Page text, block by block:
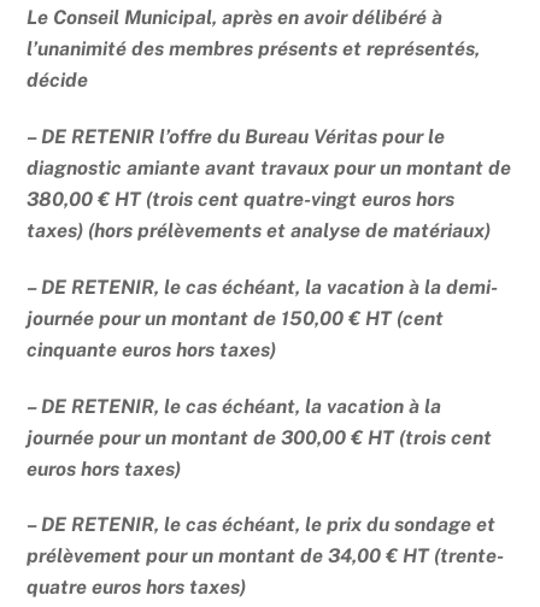
Le Conseil Municipal, après en avoir délibéré à
l’unanimité des membres présents et représentés,
décide
– DE RETENIR l’offre du Bureau Véritas pour le
diagnostic amiante avant travaux pour un montant de
380,00 € HT (trois cent quatre-vingt euros hors
taxes) (hors prélèvements et analyse de matériaux)
– DE RETENIR, le cas échéant, la vacation à la demi-
journée pour un montant de 150,00 € HT (cent
cinquante euros hors taxes)
– DE RETENIR, le cas échéant, la vacation à la
journée pour un montant de 300,00 € HT (trois cent
euros hors taxes)
– DE RETENIR, le cas échéant, le prix du sondage et
prélèvement pour un montant de 34,00 € HT (trente-
quatre euros hors taxes)